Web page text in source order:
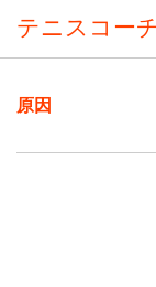
テニスコー
原因